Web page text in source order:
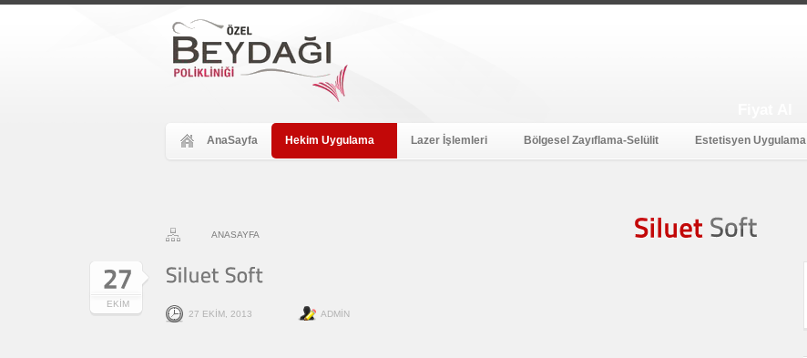
AnaSayfa Hekim Uygulama Lazer İşlemleri Bölgesel Zayıflama-Selülit Estetisyen Uygulama
ANASAYFA
EKIM
27 EKIM, 2013
ADMIN